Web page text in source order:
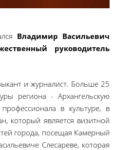
Владимир Васильевич
руководитель
и журналист. Больше 25
региона - Архангельскую
в культуре, в
который является визитной
города, посещая Камерный
Слесареве, которая